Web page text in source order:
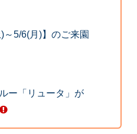
5/6(月)】のご来園
ー「リュータ」が